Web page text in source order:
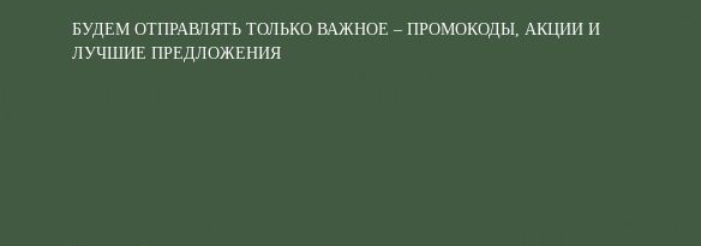
БУДЕМ ОТПРАВЛЯТЬ ТОЛЬКО ВАЖНОЕ – ПРОМОКОДЫ, АКЦИИ И
ЛУЧШИЕ ПРЕДЛОЖЕНИЯ